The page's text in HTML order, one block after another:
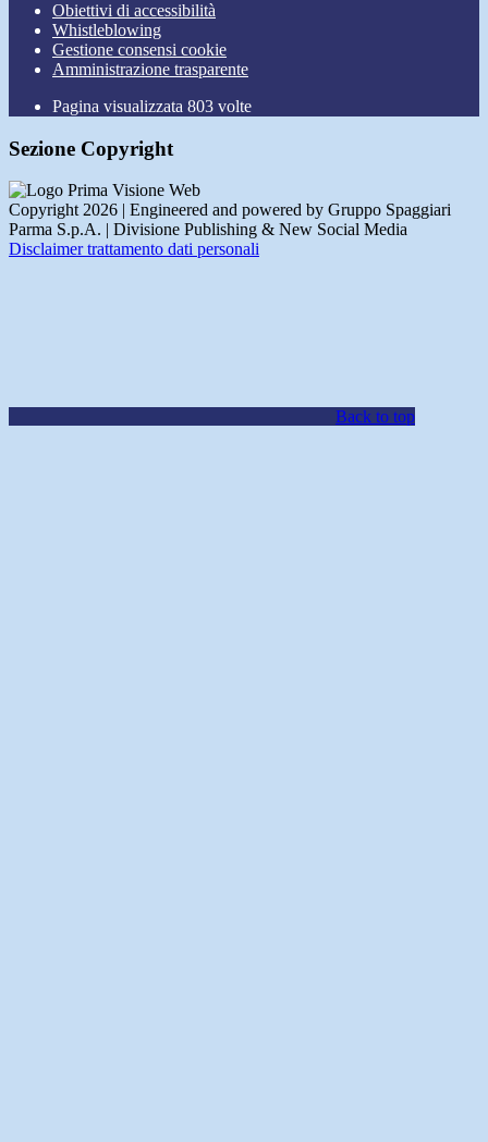
Obiettivi di accessibilità
Whistleblowing
Gestione consensi cookie
Amministrazione trasparente
Pagina visualizzata 803 volte
Sezione Copyright
Copyright 2026 | Engineered and powered by Gruppo Spaggiari
Parma S.p.A. | Divisione Publishing & New Social Media
Disclaimer trattamento dati personali
Back to top